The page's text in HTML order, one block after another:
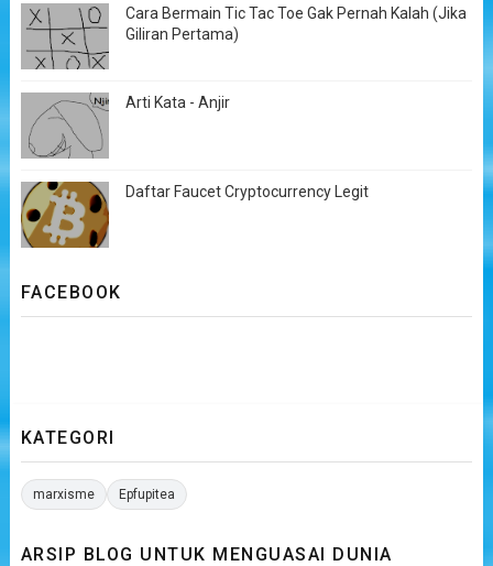
Cara Bermain Tic Tac Toe Gak Pernah Kalah (Jika
Giliran Pertama)
Arti Kata - Anjir
Daftar Faucet Cryptocurrency Legit
FACEBOOK
KATEGORI
marxisme Epfupitea
ARSIP BLOG UNTUK MENGUASAI DUNIA